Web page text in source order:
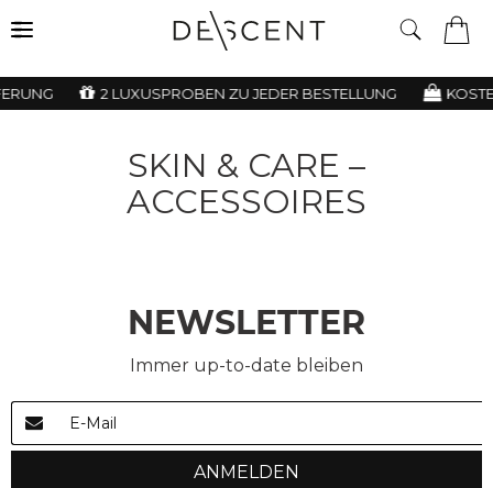
2 LUXUSPROBEN ZU JEDER BESTELLUNG
SKIN & CARE –
ACCESSOIRES
NEWSLETTER
Immer up-to-date bleiben
ANMELDEN